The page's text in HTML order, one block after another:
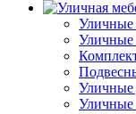
Уличные
Уличные
Уличные
Уличные